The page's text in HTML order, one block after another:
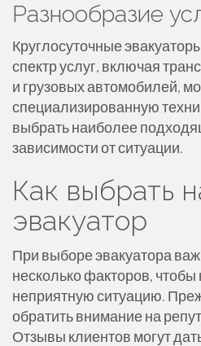
Разнообразие
Круглосуточные
спектр услуг, включая
и грузовых автомобилей,
специализированную
выбрать наиболее
зависимости от ситуации.
Как выбрать
эвакуатор
При выборе эвакуатора
несколько факторов, чтобы
неприятную ситуацию.
обратить внимание на
Отзывы клиентов могут